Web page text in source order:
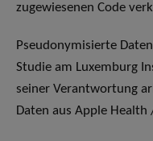
zugewiesenen Code
Pseudonymisierte
Studie am Luxemburg
seiner Verantwortung
Daten aus Apple Health